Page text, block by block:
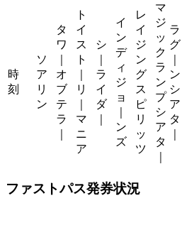
時
刻
ソ
ア
リ
ン
タ
ワ
オ
ブ
テ
ラ
ト
イ
ス
ト
リ
マ
ニ
ア
シ
ラ
イ
ダ
イ
ン
デ
ィ
ジ
ョ
ン
ズ
レ
イ
ジ
ン
グ
ス
ピ
リ
ッ
ツ
マ
ジ
ッ
ク
ラ
ン
プ
シ
ア
タ
ラ
グ
ン
シ
ア
タ
ファストパス発券状況